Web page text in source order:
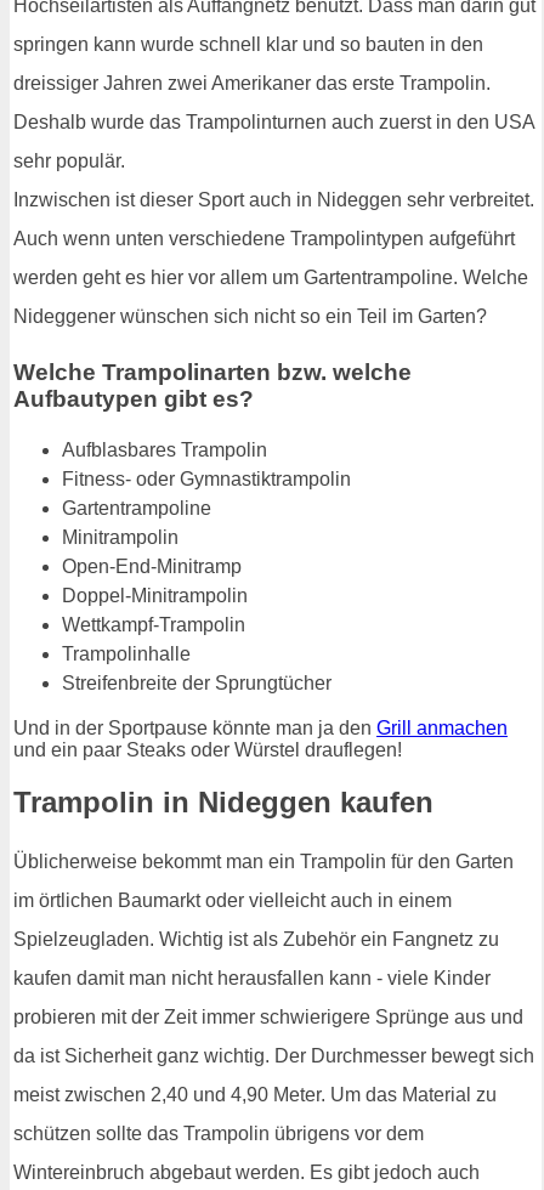
Hochseilartisten als Auffangnetz benutzt. Dass man darin gut
springen kann wurde schnell klar und so bauten in den
dreissiger Jahren zwei Amerikaner das erste Trampolin.
Deshalb wurde das Trampolinturnen auch zuerst in den USA
sehr populär.
Inzwischen ist dieser Sport auch in Nideggen sehr verbreitet.
Auch wenn unten verschiedene Trampolintypen aufgeführt
werden geht es hier vor allem um Gartentrampoline. Welche
Nideggener wünschen sich nicht so ein Teil im Garten?
Welche Trampolinarten bzw. welche
Aufbautypen gibt es?
Aufblasbares Trampolin
Fitness- oder Gymnastiktrampolin
Gartentrampoline
Minitrampolin
Open-End-Minitramp
Doppel-Minitrampolin
Wettkampf-Trampolin
Trampolinhalle
Streifenbreite der Sprungtücher
Und in der Sportpause könnte man ja den Grill anmachen
und ein paar Steaks oder Würstel drauflegen!
Trampolin in Nideggen kaufen
Üblicherweise bekommt man ein Trampolin für den Garten
im örtlichen Baumarkt oder vielleicht auch in einem
Spielzeugladen. Wichtig ist als Zubehör ein Fangnetz zu
kaufen damit man nicht herausfallen kann - viele Kinder
probieren mit der Zeit immer schwierigere Sprünge aus und
da ist Sicherheit ganz wichtig. Der Durchmesser bewegt sich
meist zwischen 2,40 und 4,90 Meter. Um das Material zu
schützen sollte das Trampolin übrigens vor dem
Wintereinbruch abgebaut werden. Es gibt jedoch auch